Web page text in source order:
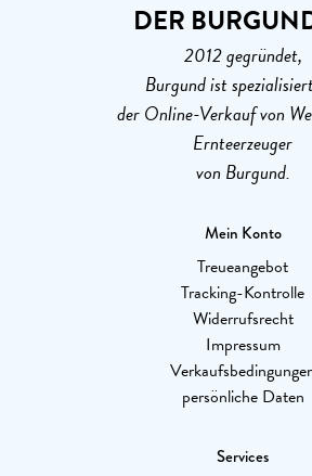
DER
2012 gegründet,
Burgund ist
der Online-Verkauf von
Ernteerzeuger
von Burgund.
Mein Konto
Treueangebot
Tracking-Kontrolle
Widerrufsrecht
Impressum
persönliche Daten
Services